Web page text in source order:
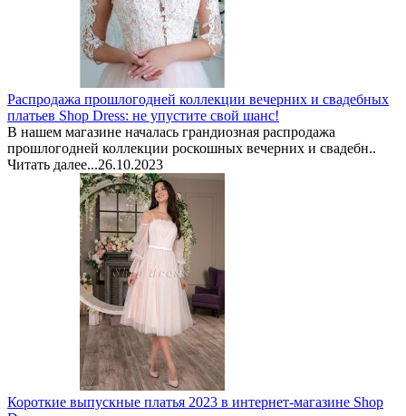
Распродажа прошлогодней коллекции вечерних и свадебных
платьев Shop Dress: не упустите свой шанс!
В нашем магазине началась грандиозная распродажа
прошлогодней коллекции роскошных вечерних и свадебн..
Читать далее...26.10.2023
Короткие выпускные платья 2023 в интернет-магазине Shop